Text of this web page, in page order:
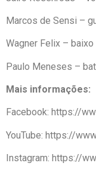
Marcos de Sensi –
Wagner Felix – baixo
Paulo Meneses –
Mais informações:
Facebook: https://
YouTube: https://
Instagram: https://